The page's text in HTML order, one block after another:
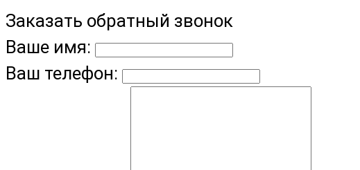
Заказать обратный звонок
Ваше имя:
Ваш телефон: